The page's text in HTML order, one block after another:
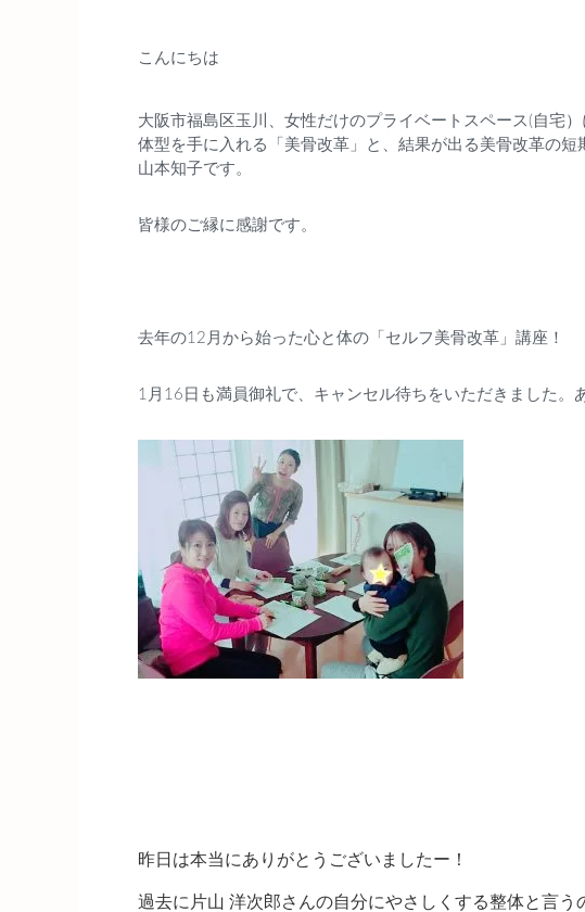
plus1state/suara-bali.c
om/public_html/wp-con
tent/plugins/sns-count-
こんにちは
大阪市福島区玉川、女性だけのプライベートスペース(自宅
体型を手に入れる「美骨改革」と、結果が出る美骨改革の短
山本知子です。
皆様のご縁に感謝です。
去年の12月から始った心と体の「セルフ美骨改革」講座！
1月16日も満員御礼で、キャンセル待ちをいただきました。
昨日は本当にありがとうございましたー！
過去に片山 洋次郎さんの自分にやさしくする整体と言う